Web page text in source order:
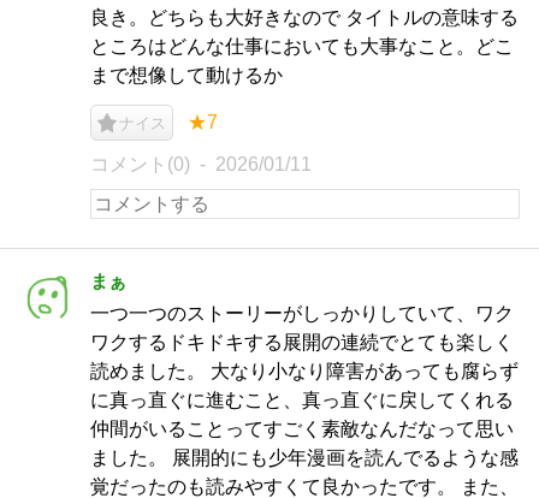
良き。どちらも大好きなので タイトルの意味する
ところはどんな仕事においても大事なこと。どこ
まで想像して動けるか
ナイス ★7
コメント(0) 2026/01/11
まぁ
一つ一つのストーリーがしっかりしていて、ワク
ワクするドキドキする展開の連続でとても楽しく
読めました。 大なり小なり障害があっても腐らず
に真っ直ぐに進むこと、真っ直ぐに戻してくれる
仲間がいることってすごく素敵なんだなって思い
ました。 展開的にも少年漫画を読んでるような感
覚だったのも読みやすくて良かったです。 また、